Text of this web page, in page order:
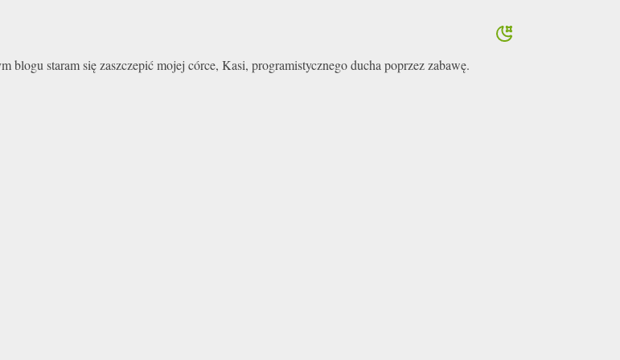
blogu staram się zaszczepić mojej córce, Kasi, programistycznego ducha poprzez zabawę.